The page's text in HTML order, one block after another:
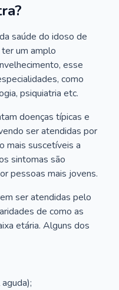
saúde do idoso de
um amplo
esse
como
psiquiatria etc.
doenças típicas e
ser atendidas por
mais suscetíveis a
sintomas são
pessoas mais jovens.
ser atendidas pelo
de como as
etária. Alguns dos